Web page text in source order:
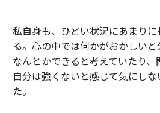
私自身も、ひどい状況にあまり
る。心の中では何かがおかしいと
なんとかできると考えていたり
自分は強くないと感じて気にし
た。